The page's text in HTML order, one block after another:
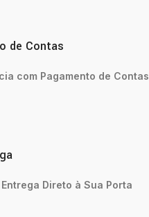
de Contas
com Pagamento de Contas
Direto à Sua Porta